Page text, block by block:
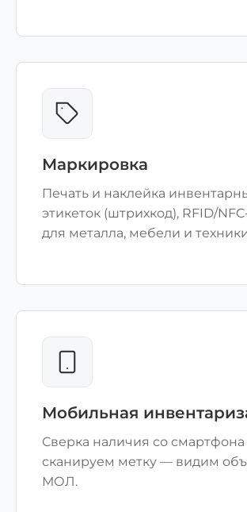
Маркировка
Печать и наклейка
этикеток (штрихкод), RFID/
для металла, мебели и
Мобильная
Сверка наличия со
сканируем метку — видим
МОЛ.